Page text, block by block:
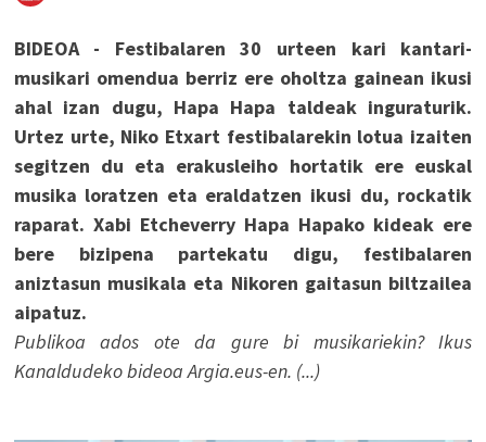
BIDEOA - Festibalaren 30 urteen kari kantari-
musikari omendua berriz ere oholtza gainean ikusi
ahal izan dugu, Hapa Hapa taldeak inguraturik.
Urtez urte, Niko Etxart festibalarekin lotua izaiten
segitzen du eta erakusleiho hortatik ere euskal
musika loratzen eta eraldatzen ikusi du, rockatik
raparat. Xabi Etcheverry Hapa Hapako kideak ere
bere bizipena partekatu digu, festibalaren
aniztasun musikala eta Nikoren gaitasun biltzailea
aipatuz.
Publikoa ados ote da gure bi musikariekin? Ikus
Kanaldudeko bideoa Argia.eus-en. (...)